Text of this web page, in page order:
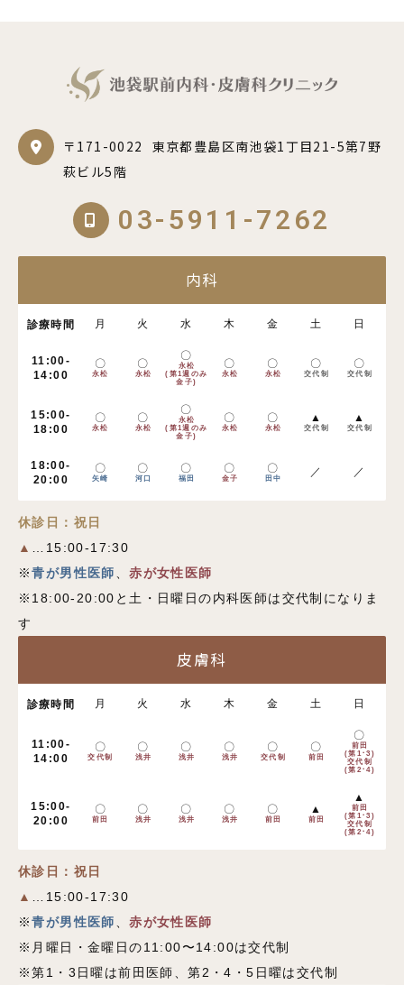
〒171-0022
東京都豊島区南池袋1丁目21-5第7野
萩ビル5階
03-5911-7262
内科
診療時間 月 火 水 木 金 土 日
11:00-
14:00
〇
永松
〇
永松
〇
永松
(第1週のみ
金子)
〇
永松
〇
永松
〇
交代制
〇
交代制
15:00-
18:00
〇
永松
〇
永松
〇
永松
(第1週のみ
金子)
〇
永松
〇
永松
▲
交代制
▲
交代制
18:00-
20:00
〇
矢崎
〇
河口
〇
福田
〇
金子
〇
田中
／ ／
休診日：祝日
▲
…15:00-17:30
※青が男性医師 、赤が女性医師
※18:00-20:00と土・日曜日の内科医師は交代制になりま
す
皮膚科
診療時間 月 火 水 木 金 土 日
11:00-
14:00
〇
交代制
〇
浅井
〇
浅井
〇
浅井
〇
交代制
〇
前田
〇
前田
(第1･3)
交代制
(第2･4)
15:00-
20:00
〇
前田
〇
浅井
〇
浅井
〇
浅井
〇
前田
▲
前田
▲
前田
(第1･3)
交代制
(第2･4)
休診日：祝日
▲
…15:00-17:30
※青が男性医師 、赤が女性医師
※月曜日・金曜日の11:00〜14:00は交代制
※第1・3日曜は前田医師、第2・4・5日曜は交代制